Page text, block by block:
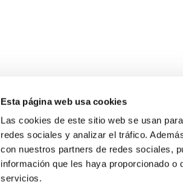
Esta página web usa cookies
Las cookies de este sitio web se usan
redes sociales y analizar el tráfico.
con nuestros partners de redes sociales,
información que les haya proporcionado o
servicios.
SOBRE